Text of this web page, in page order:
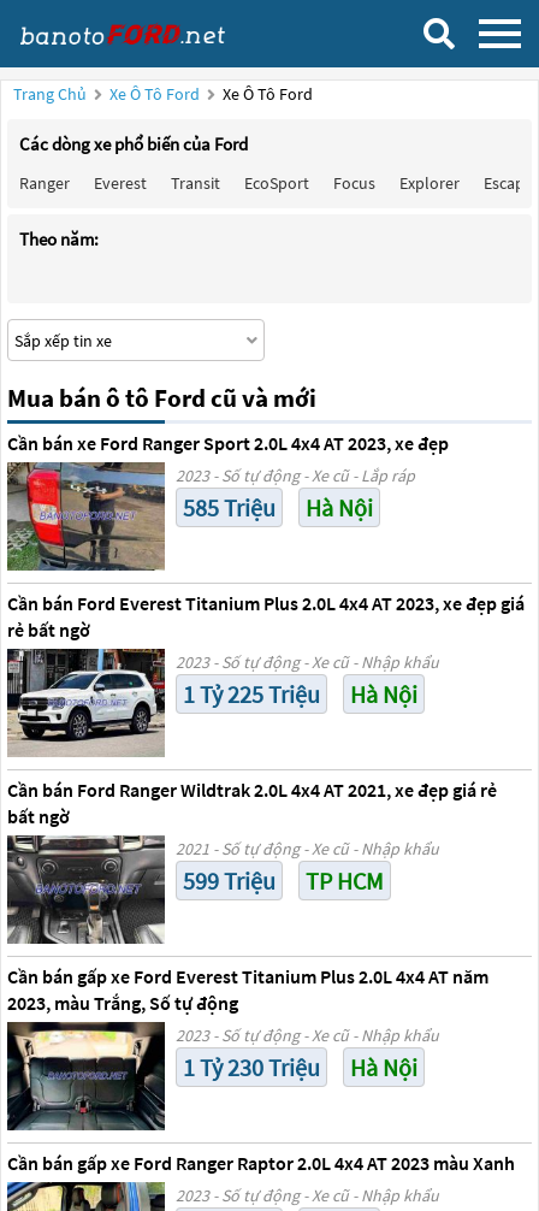
Trang Chủ Xe Ô Tô Ford Xe Ô Tô Ford
Các dòng xe phổ biến của Ford
Ranger Everest Transit EcoSport Focus Explorer Escape
Theo năm:
Mua bán ô tô Ford cũ và mới
Cần bán xe Ford Ranger Sport 2.0L 4x4 AT 2023, xe đẹp
2023 - Số tự động - Xe cũ - Lắp ráp
585 Triệu Hà Nội
Cần bán Ford Everest Titanium Plus 2.0L 4x4 AT 2023, xe đẹp giá
rẻ bất ngờ
2023 - Số tự động - Xe cũ - Nhập khẩu
1 Tỷ 225 Triệu Hà Nội
Cần bán Ford Ranger Wildtrak 2.0L 4x4 AT 2021, xe đẹp giá rẻ
bất ngờ
2021 - Số tự động - Xe cũ - Nhập khẩu
599 Triệu TP HCM
Cần bán gấp xe Ford Everest Titanium Plus 2.0L 4x4 AT năm
2023, màu Trắng, Số tự động
2023 - Số tự động - Xe cũ - Nhập khẩu
1 Tỷ 230 Triệu Hà Nội
Cần bán gấp xe Ford Ranger Raptor 2.0L 4x4 AT 2023 màu Xanh
2023 - Số tự động - Xe cũ - Nhập khẩu